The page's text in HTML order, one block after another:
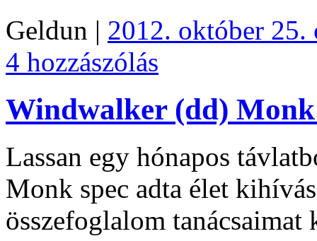
Geldun | 2012. október 25.
4 hozzászólás
Windwalker (dd)
Lassan egy hónapos
Monk spec adta élet
összefoglalom